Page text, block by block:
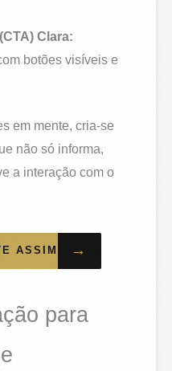
Clara:
botões visíveis e
em mente, cria-se
não só informa,
a interação com o
ASSIM →
para